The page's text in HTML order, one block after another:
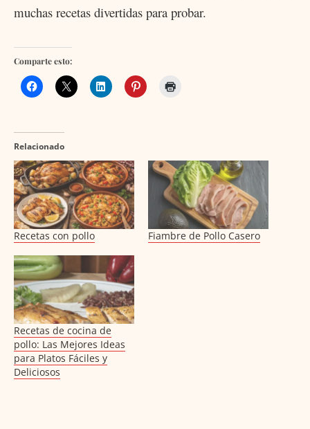
muchas recetas divertidas para probar.
Comparte esto:
Relacionado
Recetas con pollo Fiambre de Pollo Casero
Recetas de cocina de
pollo: Las Mejores Ideas
para Platos Fáciles y
Deliciosos